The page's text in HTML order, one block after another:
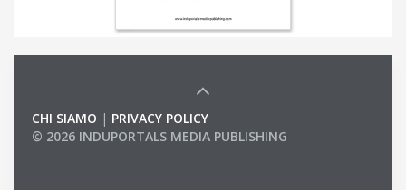
CHI SIAMO | PRIVACY POLICY
© 2026 INDUPORTALS MEDIA PUBLISHING